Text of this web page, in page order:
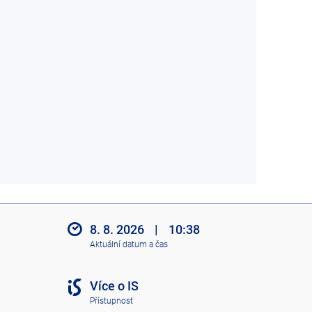
8. 8. 2026 | 10:38
Aktuální datum a čas
Více o IS
Přístupnost